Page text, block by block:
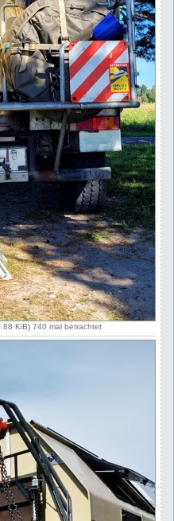
KiB) 740 mal betrachtet